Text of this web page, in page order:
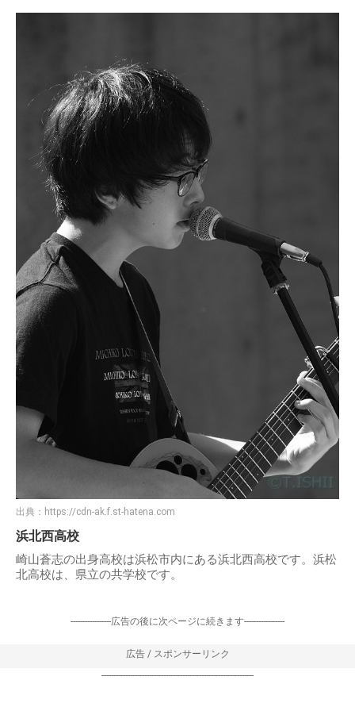
出典： https://cdn-ak.f.st-hatena.com
浜北西高校
崎山蒼志の出身高校は浜松市内にある浜北西高校です。浜松
北高校は、県立の共学校です。
-----------------広告の後に次ページに続きます-----------------
広告 / スポンサーリンク
----------------------------------------------------------------